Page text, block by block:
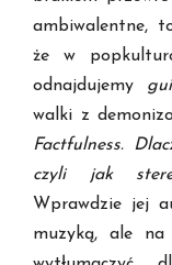
ambiwalentne,
że w
odnajdujemy
walki z
Factfulness.
czyli jak
Wprawdzie jej
muzyką, ale na